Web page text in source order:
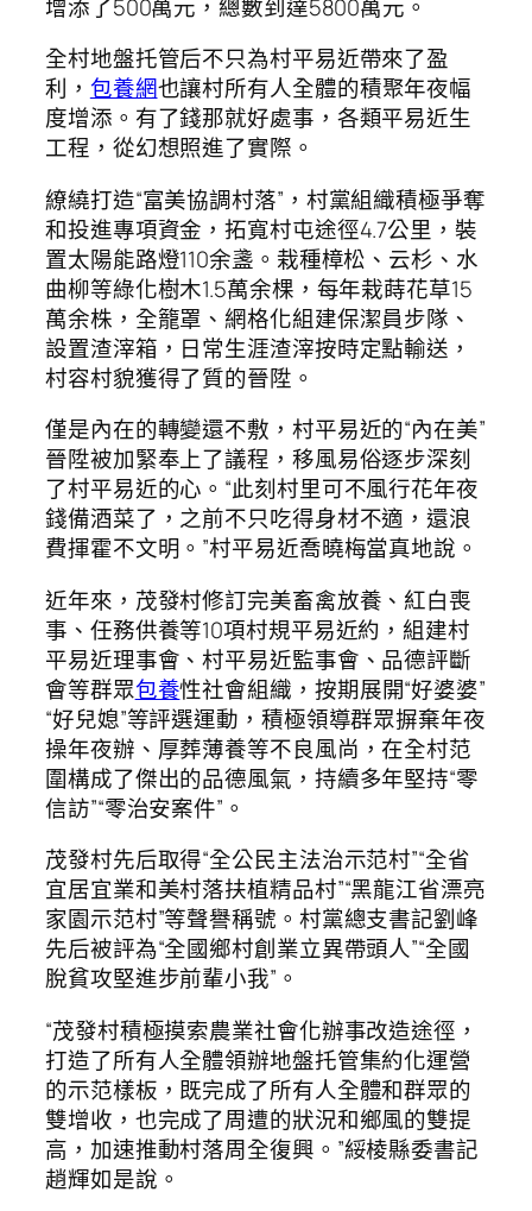
增添了500萬元，總數到達5800萬元。
全村地盤托管后不只為村平易近帶來了盈
利， 包養網也讓村所有人全體的積聚年夜幅
度增添。有了錢那就好處事，各類平易近生
工程，從幻想照進了實際。
繚繞打造“富美協調村落”，村黨組織積極爭奪
和投進專項資金，拓寬村屯途徑4.7公里，裝
置太陽能路燈110余盞。栽種樟松、云杉、水
曲柳等綠化樹木1.5萬余棵，每年栽蒔花草15
萬余株，全籠罩、網格化組建保潔員步隊、
設置渣滓箱，日常生涯渣滓按時定點輸送，
村容村貌獲得了質的晉陞。
僅是內在的轉變還不敷，村平易近的“內在美”
晉陞被加緊奉上了議程，移風易俗逐步深刻
了村平易近的心。“此刻村里可不風行花年夜
錢備酒菜了，之前不只吃得身材不適，還浪
費揮霍不文明。”村平易近喬曉梅當真地說。
近年來，茂發村修訂完美畜禽放養、紅白喪
事、任務供養等10項村規平易近約，組建村
平易近理事會、村平易近監事會、品德評斷
會等群眾包養性社會組織，按期展開“好婆婆”
“好兒媳”等評選運動，積極領導群眾摒棄年夜
操年夜辦、厚葬薄養等不良風尚，在全村范
圍構成了傑出的品德風氣，持續多年堅持“零
信訪”“零治安案件”。
茂發村先后取得“全公民主法治示范村”“全省
宜居宜業和美村落扶植精品村”“黑龍江省漂亮
家園示范村”等聲譽稱號。村黨總支書記劉峰
先后被評為“全國鄉村創業立異帶頭人”“全國
脫貧攻堅進步前輩小我”。
“茂發村積極摸索農業社會化辦事改造途徑，
打造了所有人全體領辦地盤托管集約化運營
的示范樣板，既完成了所有人全體和群眾的
雙增收，也完成了周遭的狀況和鄉風的雙提
高，加速推動村落周全復興。”綏棱縣委書記
趙輝如是說。